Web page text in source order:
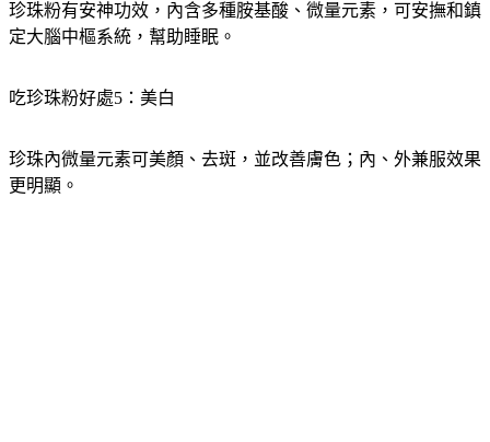
珍珠粉有安神功效，內含多種胺基酸、微量元素，可安撫和鎮
定大腦中樞系統，幫助睡眠。
吃珍珠粉好處5：美白
珍珠內微量元素可美顏、去斑，並改善膚色；內、外兼服效果
更明顯。